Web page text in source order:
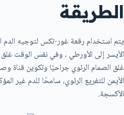
الطريقة
يتم استخدام رقعة غور-تكس لتوجيه الدم
الأيسر إلى الأورطي ، وفي نفس الوقت
غلق الصمام الرئوي جراحيًا وتكوين قناة
الأيمن للتفريع الرئوي، سامحًا للدم غير
الأكسجة.